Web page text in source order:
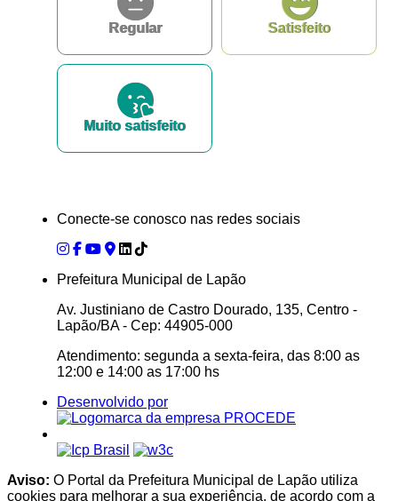
Regular Satisfeito
Muito satisfeito
Conecte-se conosco nas redes sociais
Prefeitura Municipal de Lapão
Av. Justiniano de Castro Dourado, 135, Centro -
Lapão/BA - Cep: 44905-000
Atendimento: segunda a sexta-feira, das 8:00 as
12:00 e 14:00 as 17:00 hs
Desenvolvido por
Aviso: O Portal da Prefeitura Municipal de Lapão utiliza
cookies para melhorar a sua experiência, de acordo com a